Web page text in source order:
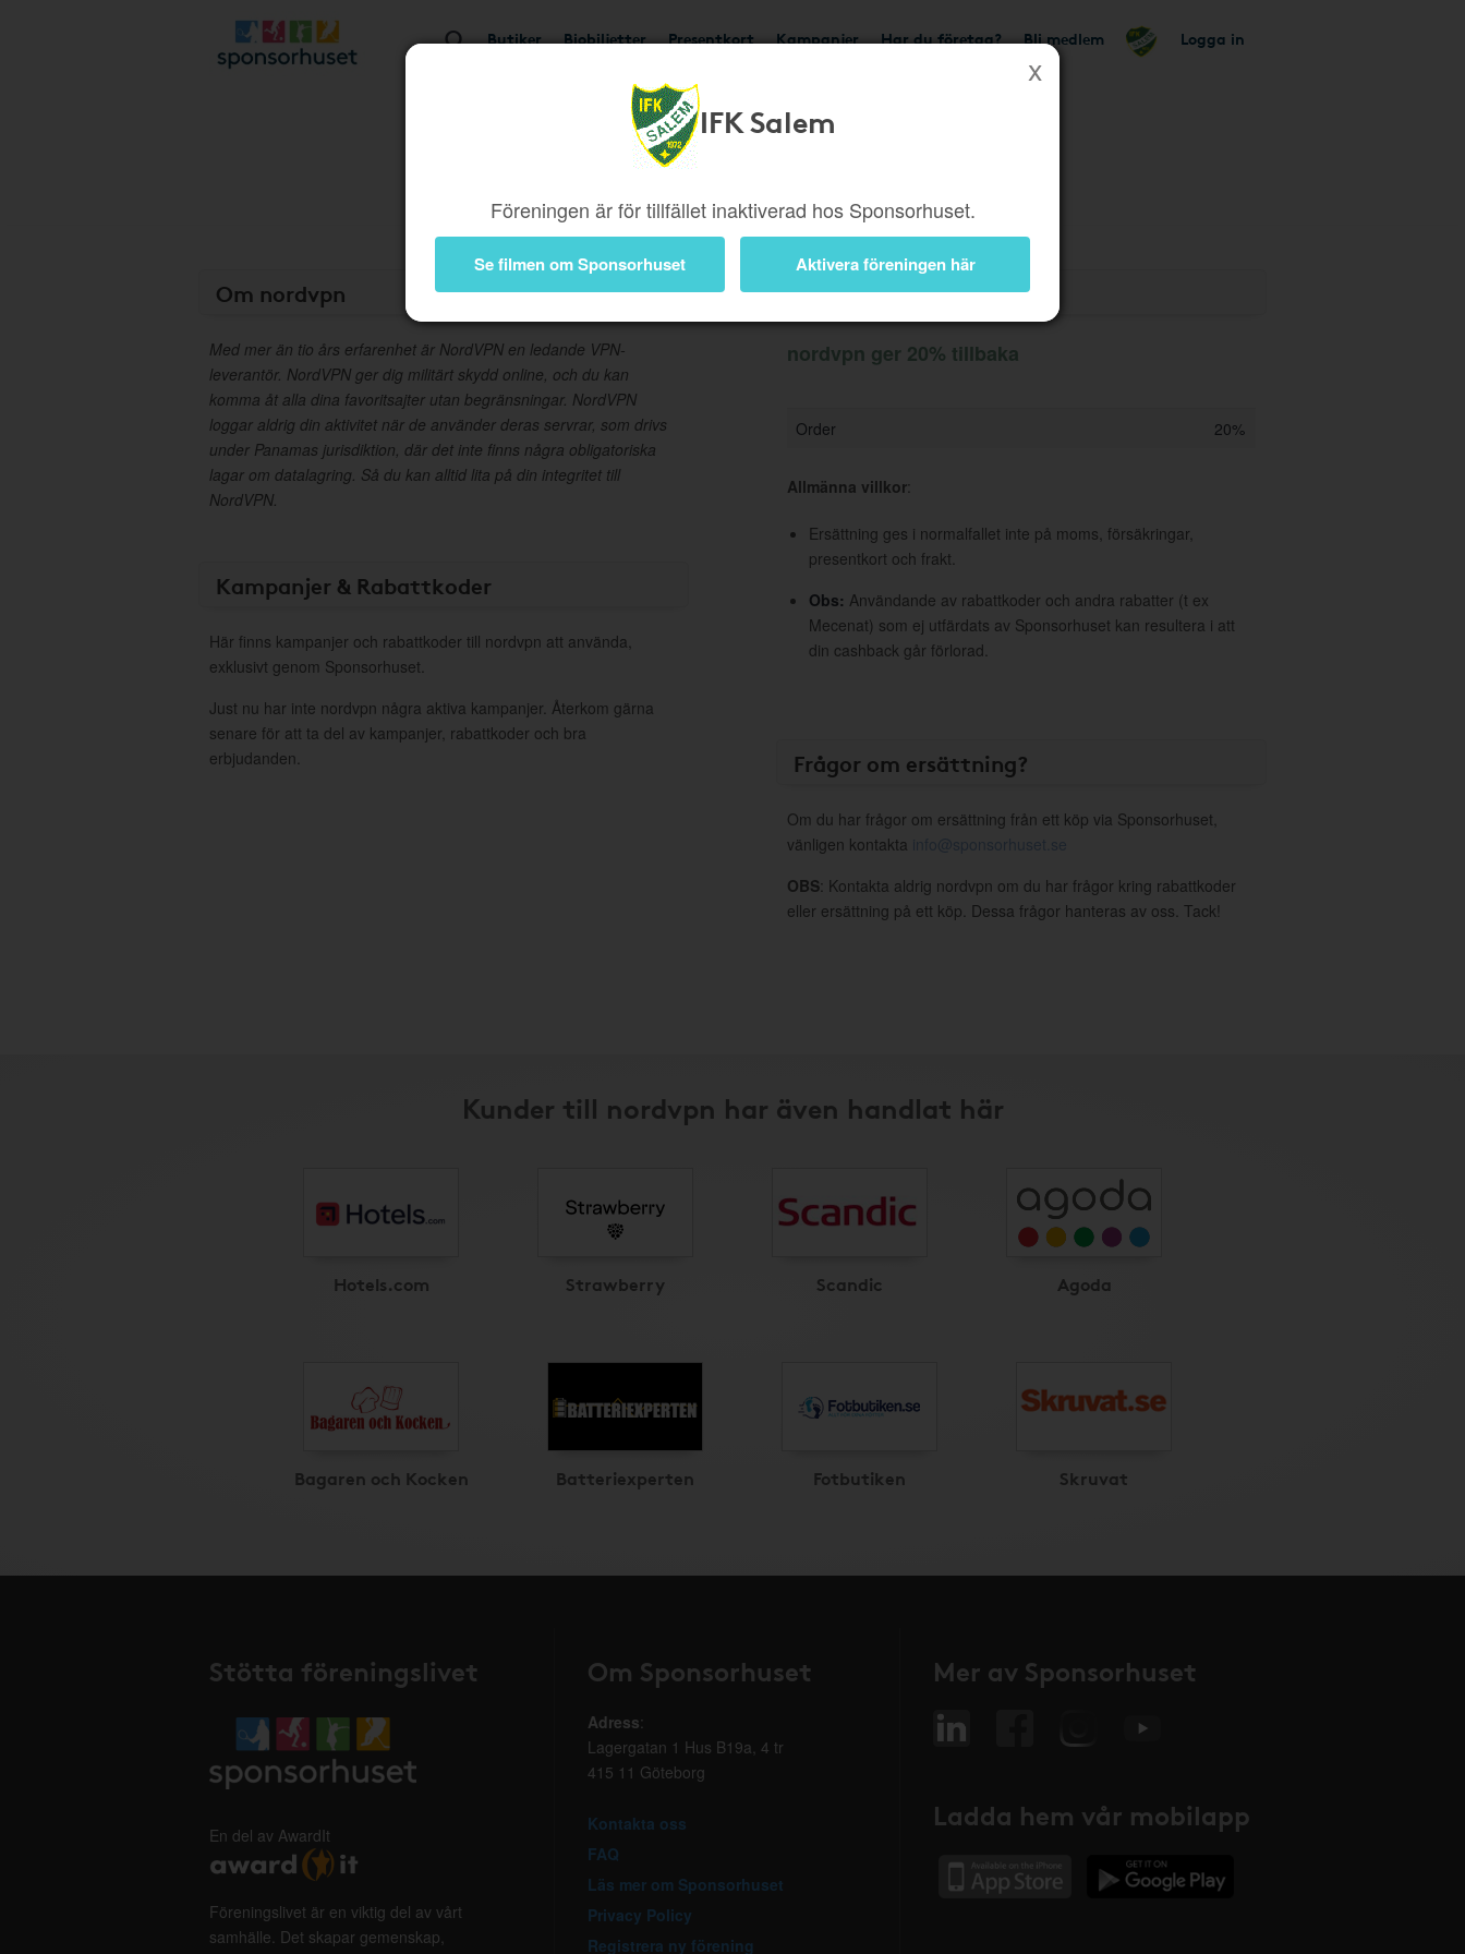
Butiker Biobiljetter Presentkort Kampanjer Har du företag? Bli medlem Logga in
IFK Salem
Föreningen är för tillfället inaktiverad hos Sponsorhuset.
Se filmen om Sponsorhuset Aktivera föreningen här
Ger 20%
Om nordvpn
Med mer än tio års erfarenhet är NordVPN en ledande VPN-
leverantör. NordVPN ger dig militärt skydd online, och du kan
komma åt alla dina favoritsajter utan begränsningar. NordVPN
loggar aldrig din aktivitet när de använder deras servrar, som drivs
under Panamas jurisdiktion, där det inte finns några obligatoriska
lagar om datalagring. Så du kan alltid lita på din integritet till
NordVPN.
Kampanjer & Rabattkoder
Här finns kampanjer och rabattkoder till nordvpn att använda,
exklusivt genom Sponsorhuset.
Just nu har inte nordvpn några aktiva kampanjer. Återkom gärna
senare för att ta del av kampanjer, rabattkoder och bra
erbjudanden.
Information
nordvpn ger 20% tillbaka
Order 20%
Allmänna villkor:
Ersättning ges i normalfallet inte på moms, försäkringar,
presentkort och frakt.
Obs: Användande av rabattkoder och andra rabatter (t ex
Mecenat) som ej utfärdats av Sponsorhuset kan resultera i att
din cashback går förlorad.
Frågor om ersättning?
Om du har frågor om ersättning från ett köp via Sponsorhuset,
vänligen kontakta info@sponsorhuset.se
OBS: Kontakta aldrig nordvpn om du har frågor kring rabattkoder
eller ersättning på ett köp. Dessa frågor hanteras av oss. Tack!
Kunder till nordvpn har även handlat här
Hotels.com Strawberry Scandic Agoda
Bagaren och Kocken Batteriexperten Fotbutiken Skruvat
Stötta föreningslivet
En del av AwardIt
Föreningslivet är en viktig del av vårt
samhälle. Det skapar gemenskap,
Om Sponsorhuset
Adress:
Lagergatan 1 Hus B19a, 4 tr
415 11 Göteborg
Kontakta oss
FAQ
Läs mer om Sponsorhuset
Privacy Policy
Registrera ny förening
Mer av Sponsorhuset
Ladda hem vår mobilapp